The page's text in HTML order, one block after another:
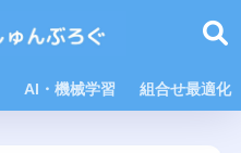
AI・機械学習 組合せ最適化